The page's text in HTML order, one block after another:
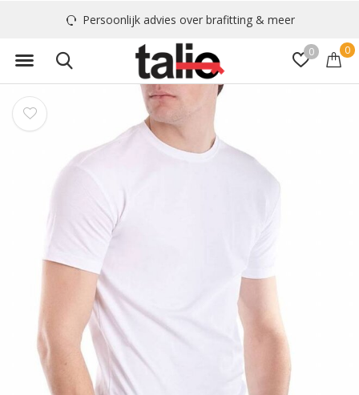
0 0
Persoonlijk advies over brafitting & meer